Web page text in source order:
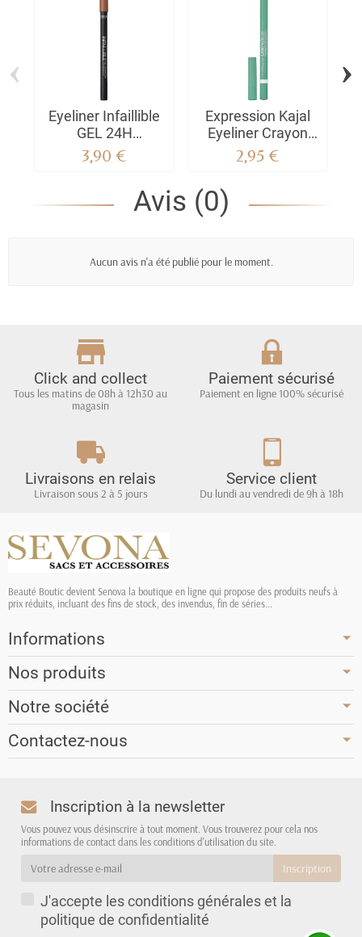
Eyeliner Infaillible
GEL 24H
Waterproof
3,90 €
Expression Kajal
Eyeliner Crayon
kohl
2,95 €
‹ ›
Avis (0)
Aucun avis n'a été publié pour le moment.
Click and collect
Tous les matins de 08h à 12h30 au
magasin
Paiement sécurisé
Paiement en ligne 100% sécurisé
Livraisons en relais
Livraison sous 2 à 5 jours
Service client
Du lundi au vendredi de 9h à 18h
Beauté Boutic devient Senova la boutique en ligne qui propose des produits neufs à
prix réduits, incluant des fins de stock, des invendus, fin de séries...
Informations
Nos produits
Notre société
Contactez-nous
Inscription à la newsletter
Vous pouvez vous désinscrire à tout moment. Vous trouverez pour cela nos
informations de contact dans les conditions d'utilisation du site.
J'accepte les conditions générales et la
politique de confidentialité